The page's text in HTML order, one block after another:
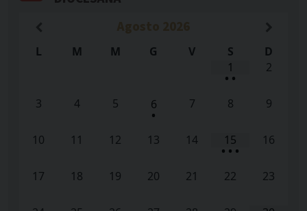
L M M G V S
D
1
• •
2
3 4 5 6
•
7 8 9
10 11 12 13 14 15
• • •
16
17 18 19 20 21 22 23